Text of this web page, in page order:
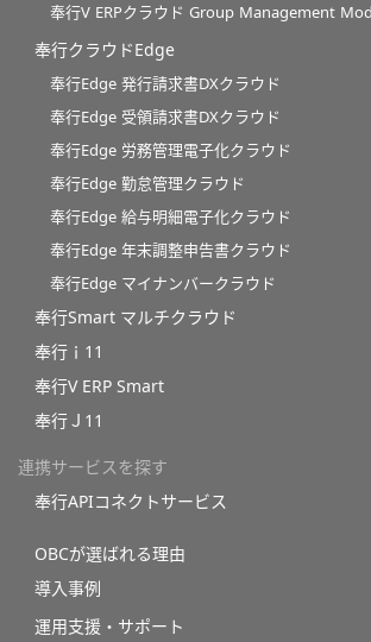
奉行V ERPクラウド Group Management
奉行クラウドEdge
奉行Edge 発行請求書DXクラウド
奉行Edge 受領請求書DXクラウド
奉行Edge 労務管理電子化クラウド
奉行Edge 勤怠管理クラウド
奉行Edge 給与明細電子化クラウド
奉行Edge 年末調整申告書クラウド
奉行Edge マイナンバークラウド
奉行Smart マルチクラウド
奉行ｉ11
奉行V ERP Smart
奉行Ｊ11
連携サービスを探す
奉行APIコネクトサービス
OBCが選ばれる理由
導入事例
運用支援・サポート